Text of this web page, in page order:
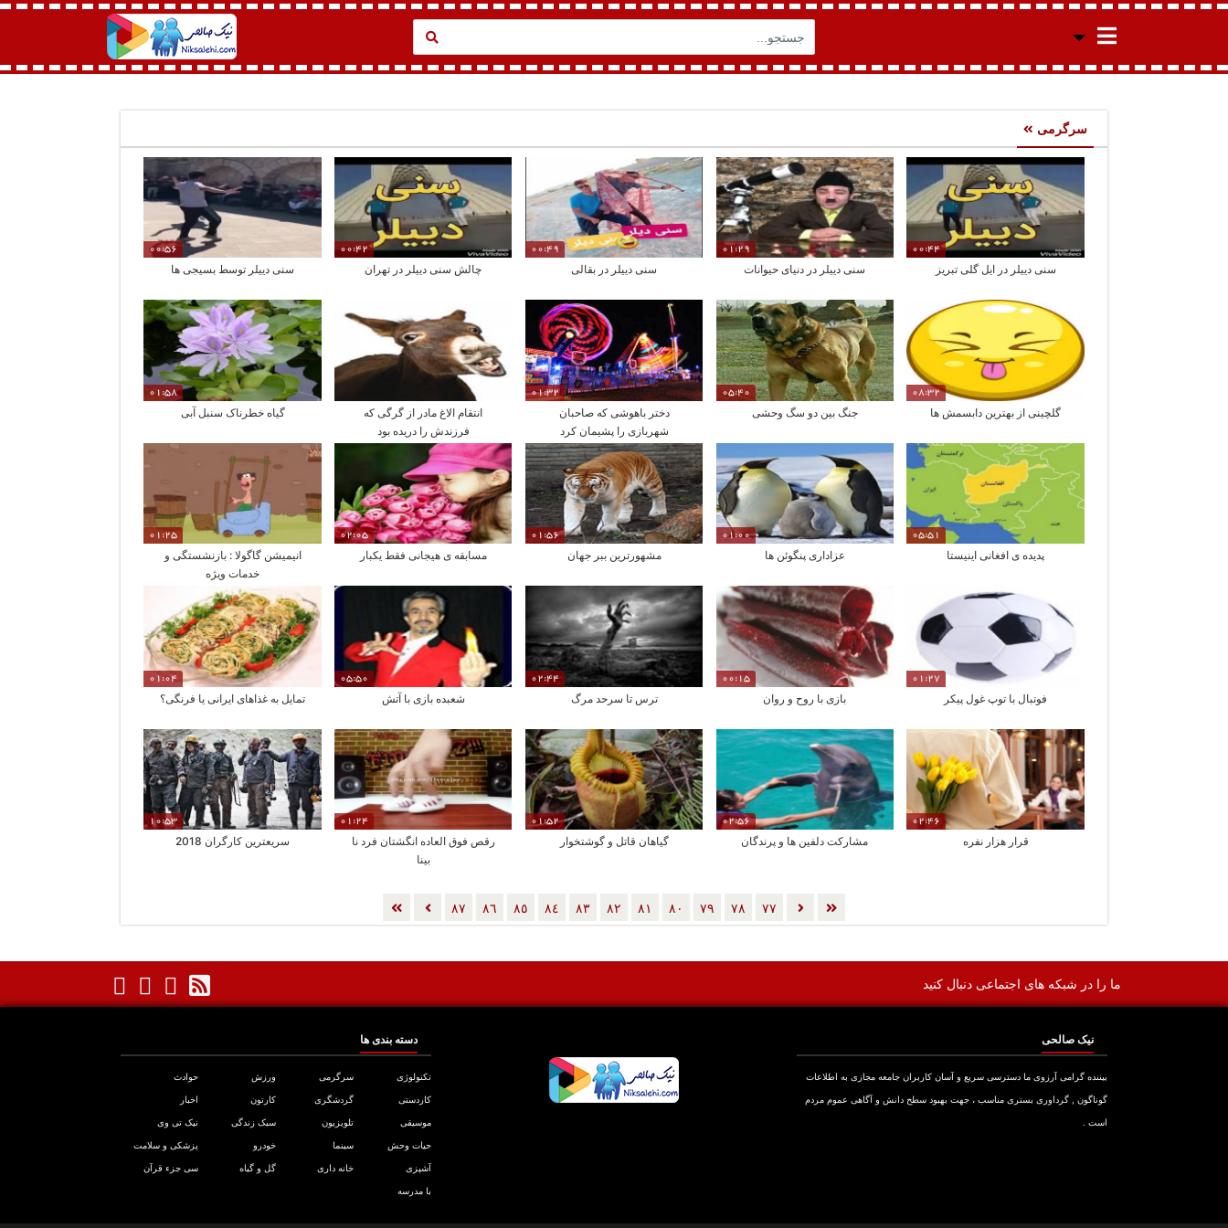
سرگرمی
00:44
سنی دییلر در ایل گلی تبریز
01:29
سنی دییلر در دنیای حیوانات
00:49
سنی دییلر در بقالی
00:42
چالش سنی دییلر در تهران
00:56
سنی دییلر توسط بسیجی ها
08:32
گلچینی از بهترین دابسمش ها
05:40
جنگ بین دو سگ وحشی
01:32
دختر باهوشی که صاحبان
شهربازی را پشیمان کرد
انتقام الاغ مادر از گرگی که
فرزندش را دریده بود
01:58
گیاه خطرناک سنبل آبی
05:51
پدیده ی افغانی اینیستا
01:00
عزاداری پنگوئن ها
01:56
مشهورترین ببر جهان
02:05
مسابقه ی هیجانی فقط یکبار
01:25
انیمیشن گاگولا : بازنشستگی و
خدمات ویژه
01:27
فوتبال با توپ غول پیکر
00:15
بازی با روح و روان
02:44
ترس تا سرحد مرگ
05:50
شعبده بازی با آتش
01:04
تمایل به غذاهای ایرانی یا فرنگی؟
02:46
قرار هزار نفره
02:56
مشارکت دلفین ها و پرندگان
01:52
گیاهان قاتل و گوشتخوار
01:24
رقص فوق العاده انگشتان فرد نا
بینا
10:53
سریعترین کارگران 2018
٧٧ ٧٨ ٧٩ ٨٠ ٨١ ٨٢ ٨٣ ٨٤ ٨٥ ٨٦ ٨٧
ما را در شبکه های اجتماعی دنبال کنید
نیک صالحی
بیننده گرامی آرزوی ما دسترسی سریع و آسان کاربران جامعه مجازی به اطلاعات
گوناگون , گرداوری بستری مناسب ، جهت بهبود سطح دانش و آگاهی عموم مردم
است .
دسته بندی ها
تکنولوژی سرگرمی ورزش حوادث
کاردستی گردشگری کارتون اخبار
موسیقی تلویزیون سبک زندگی نیک تی وی
حیات وحش سینما خودرو پزشکی و سلامت
آشپزی خانه داری گل و گیاه سی جزء قرآن
با مدرسه